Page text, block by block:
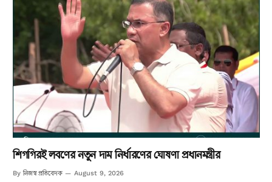
শিগগিরই লবণের নতুন দাম নির্ধারণের ঘোষণা প্রধানমন্ত্রীর
By নিজস্ব প্রতিবেদক August 9, 2026